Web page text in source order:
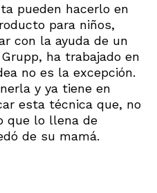
pueden hacerlo en
para niños,
con la ayuda de un
ha trabajado en
no es la excepción.
y ya tiene en
esta técnica que, no
que lo llena de
de su mamá.